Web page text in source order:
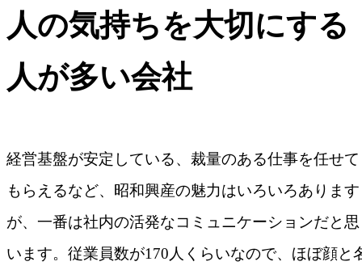
人の気持ちを大切にする
人が多い会社
経営基盤が安定している、裁量のある仕事を任せて
もらえるなど、昭和興産の魅力はいろいろあります
が、一番は社内の活発なコミュニケーションだと思
います。従業員数が170人くらいなので、ほぼ顔と